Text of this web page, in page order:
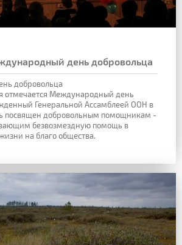
день добровольца
добровольца
отмечается Международный день
Генеральной Ассамблеей ООН в
посвящен добровольным помощникам -
безвозмездную помощь в
на благо общества.